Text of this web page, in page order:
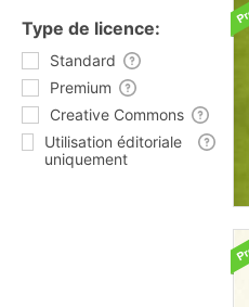
Type de licence:
Standard
Premium
Creative Commons
Utilisation éditoriale
uniquement